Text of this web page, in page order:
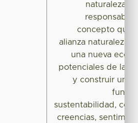
naturaleza
responsable
concepto que
alianza naturaleza-
una nueva
potenciales de la
y construir una
sustentabilidad, con
creencias,